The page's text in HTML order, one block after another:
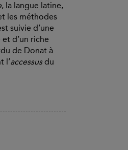
, la langue latine,
les méthodes
suivie d’une
d’un riche
de Donat à
l’accessusdu